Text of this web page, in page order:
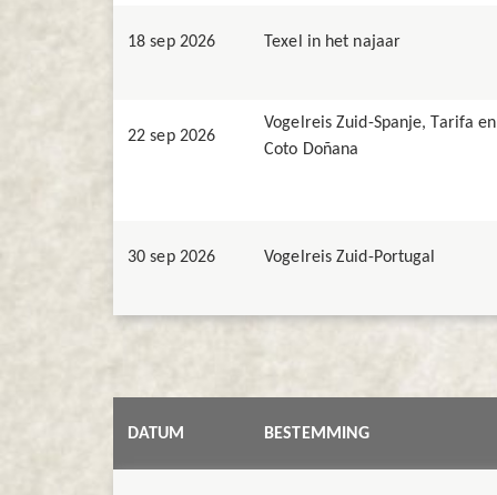
18 sep 2026 Texel in het najaar
22 sep 2026
Vogelreis Zuid-Spanje, Tarifa en
Coto Doñana
30 sep 2026 Vogelreis Zuid-Portugal
DATUM BESTEMMING